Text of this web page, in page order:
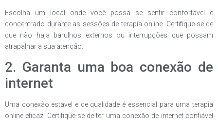
Escolha um local onde você possa se sentir confortável e
concentrado durante as sessões de terapia online. Certifique-se de
que não haja barulhos externos ou interrupções que possam
atrapalhar a sua atenção.
2. Garanta uma boa conexão de
internet
Uma conexão estável e de qualidade é essencial para uma terapia
online eficaz. Certifique-se de ter uma conexão de internet confiável